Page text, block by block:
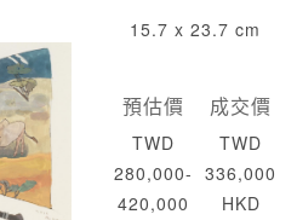
15.7 x 23.7 cm
預估價
TWD
280,000-
420,000
成交價
TWD
336,000
HKD